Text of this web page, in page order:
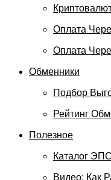
Оплата
Оплата
Обменники
Подбор
Рейтинг
Полезное
Каталог ЭПС
Видео: Как